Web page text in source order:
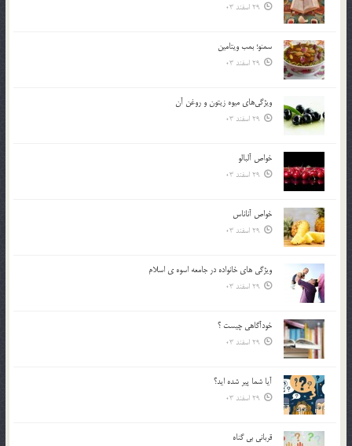
29 اسفند 03
سمنو؛ بمب ويتامين
29 اسفند 03
ويژگي‌هاي ميوه زيتون و روغن آن
29 اسفند 03
خواص آلبالو
29 اسفند 03
خواص آناناس
29 اسفند 03
ويژگي هاي خانواده در جامعه اسوه ي اسلام
29 اسفند 03
خودآگاهى چيست ؟
29 اسفند 03
آیا شما پیر شده اید؟
29 اسفند 03
قرباني بي گناه